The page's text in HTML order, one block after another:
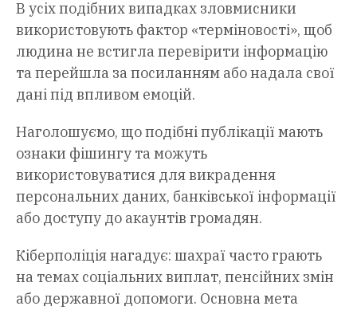
В усіх подібних випадках зловмисники
використовують фактор «терміновості», щоб
людина не встигла перевірити інформацію
та перейшла за посиланням або надала свої
дані під впливом емоцій.
Наголошуємо, що подібні публікації мають
ознаки фішингу та можуть
використовуватися для викрадення
персональних даних, банківської інформації
або доступу до акаунтів громадян.
Кіберполіція нагадує: шахраї часто грають
на темах соціальних виплат, пенсійних змін
або державної допомоги. Основна мета